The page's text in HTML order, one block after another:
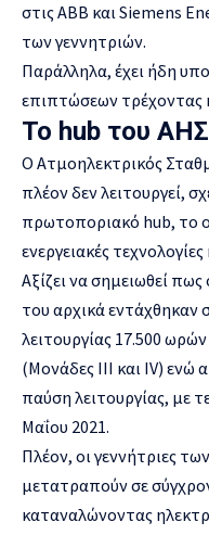
στις ΑΒΒ και Siemens
των γεννητριών.
Παράλληλα, έχει ήδη
επιπτώσεων τρέχοντας
Το hub του ΑΗΣ
Ο Ατμοηλεκτρικός
πλέον δεν λειτουργεί,
πρωτοποριακό hub, το
ενεργειακές
Αξίζει να σημειωθεί πως
του αρχικά εντάχθηκαν
λειτουργίας 17.500
(Μονάδες ΙΙΙ και ΙV)
παύση λειτουργίας, με
Μαΐου 2021.
Πλέον, οι γεννήτριες
μετατραπούν σε
καταναλώνοντας